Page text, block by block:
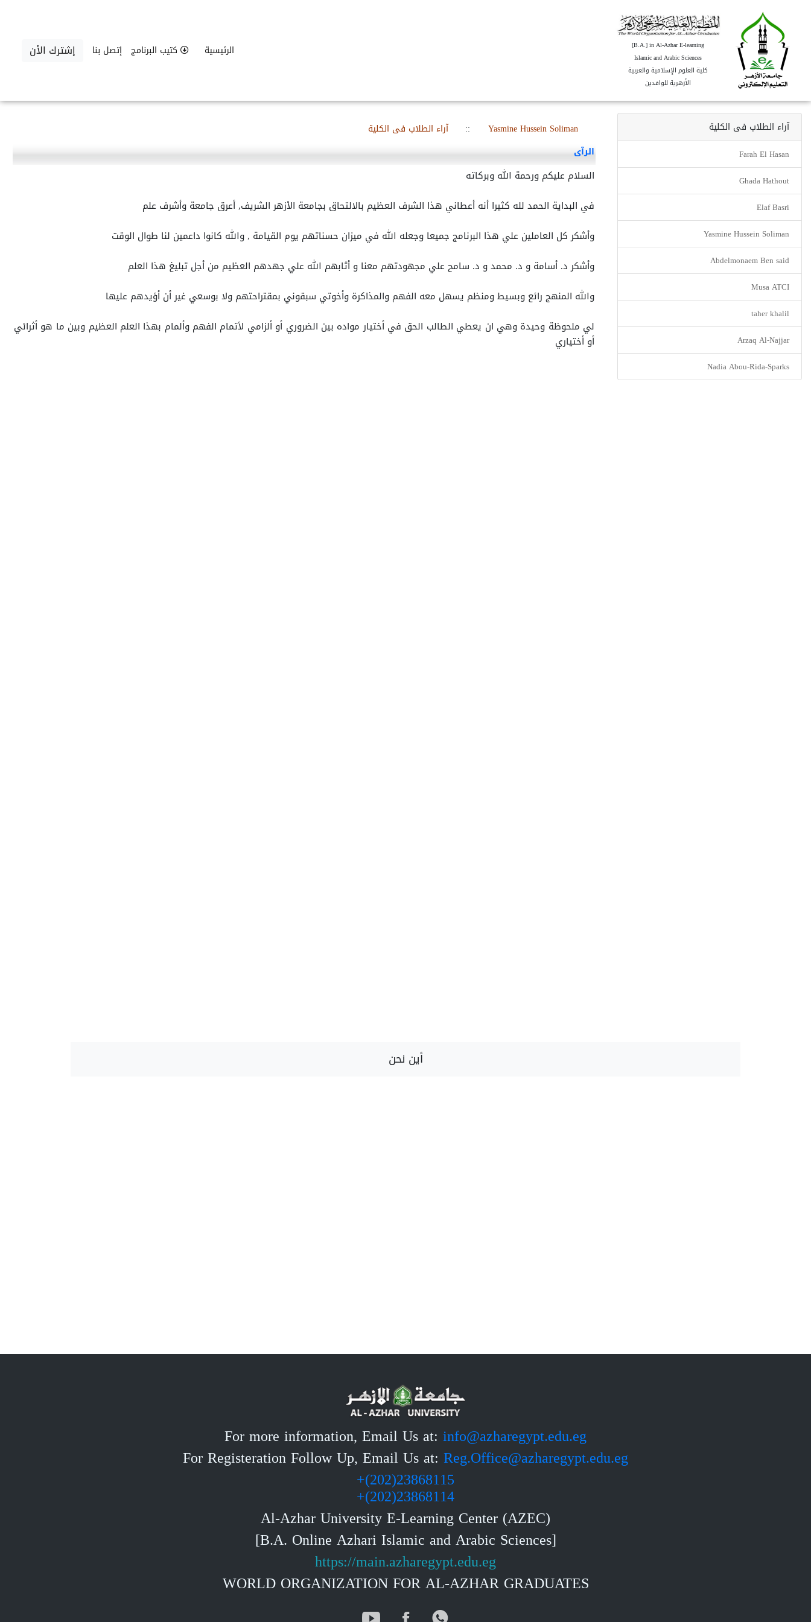
[B.A.] in Al-Azhar E-learning
Islamic and Arabic Sciences
كلية العلوم الإسلامية والعربية
الأزهرية للوافدين
الرئيسية كتيب البرنامج إتصل بنا إشترك الأن
آراء الطلاب فى الكلية
Farah El Hasan
Ghada Hathout
Elaf Basri
Yasmine Hussein Soliman
Abdelmonaem Ben said
Musa ATCI
taher khalil
Arzaq Al-Najjar
Nadia Abou-Rida-Sparks
Yasmine Hussein Soliman
::
آراء الطلاب فى الكلية
الرآى
السلام عليكم ورحمة الله وبركاته
في البداية الحمد لله كثيرا أنه أعطاني هذا الشرف العظيم بالالتحاق بجامعة الأزهر الشريف, أعرق جامعة وأشرف علم
وأشكر كل العاملين علي هذا البرنامج جميعا وجعله الله في ميزان حسناتهم يوم القيامة , والله كانوا داعمين لنا طوال الوقت
وأشكر د. أسامة و د. محمد و د. سامح علي مجهودتهم معنا و أثابهم الله علي جهدهم العظيم من أجل تبليغ هذا العلم
والله المنهج رائع وبسيط ومنظم يسهل معه الفهم والمذاكرة وأخوتي سبقوني بمقتراحتهم ولا بوسعي غير أن أؤيدهم عليها
لي ملحوظة وحيدة وهي ان يعطي الطالب الحق في أختيار مواده بين الضروري أو ألزامي لأتمام الفهم وألمام بهذا العلم العظيم وبين ما هو أثرائي
أو أختياري
أين نحن
For more information, Email Us at: info@azharegypt.edu.eg
For Registeration Follow Up, Email Us at: Reg.Office@azharegypt.edu.eg
23868115(202)+
23868114(202)+
Al-Azhar University E-Learning Center (AZEC)
[B.A. Online Azhari Islamic and Arabic Sciences]
https://main.azharegypt.edu.eg
WORLD ORGANIZATION FOR AL-AZHAR GRADUATES